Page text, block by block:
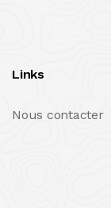
Links
Nous contacter